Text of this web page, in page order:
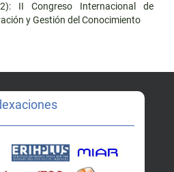
II Congreso Internacional de
y Gestión del Conocimiento